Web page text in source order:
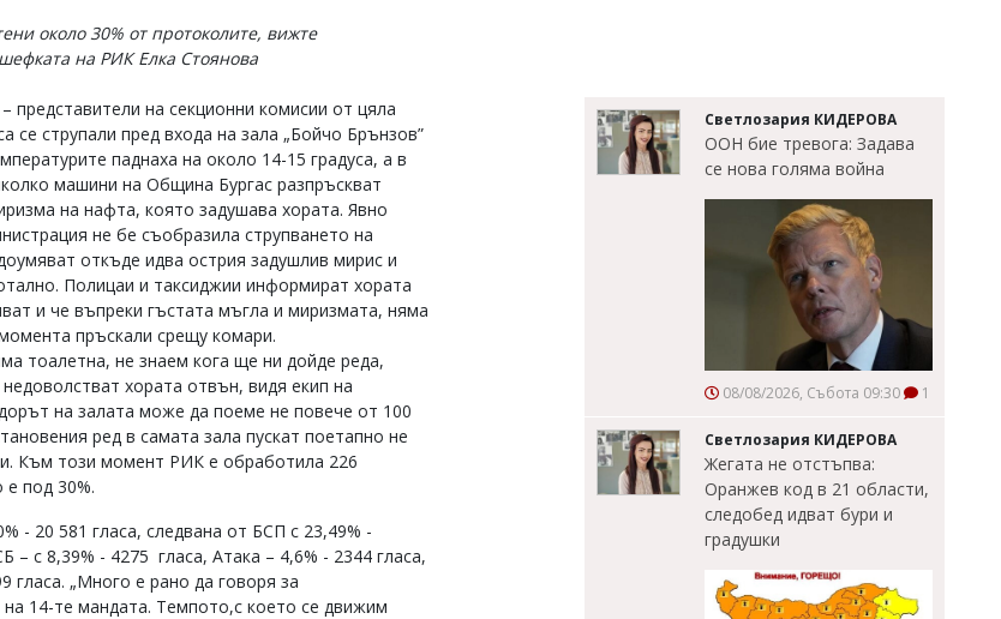
около 30% от протоколите, вижте
на РИК Елка Стоянова
представители на секционни комисии от цяла
се струпали пред входа на зала „Бойчо Брънзов”
паднаха на около 14-15 градуса, а в
машини на Община Бургас разпръскват
на нафта, която задушава хората. Явно
не бе съобразила струпването на
откъде идва острия задушлив мирис и
Полицаи и таксиджии информират хората
и че въпреки гъстата мъгла и миризмата, няма
пръскали срещу комари.
тоалетна, не знаем кога ще ни дойде реда,
недоволстват хората отвън, видя екип на
на залата може да поеме не повече от 100
ред в самата зала пускат поетапно не
Към този момент РИК е обработила 226
е под 30%.
- 20 581 гласа, следвана от БСП с 23,49% -
– с 8,39% - 4275 гласа, Атака – 4,6% - 2344 гласа,
гласа. „Много е рано да говоря за
на 14-те мандата. Темпото,с което се движим
Светлозария КИДЕРОВА
ООН бие тревога: Задава
се нова голяма война
08/08/2026, Събота 09:30 1
Светлозария КИДЕРОВА
Жегата не отстъпва:
Оранжев код в 21 области,
следобед идват бури и
градушки